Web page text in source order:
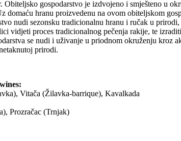
Obiteljsko gospodarstvo je izdvojeno i smješteno u
domaću hranu proizvedenu na ovom obiteljskom
nudi sezonsku tradicionalnu hranu i ručak u
vidjeti proces tradicionalnog pečenja rakije, te
se nudi i uživanje u priodnom okruženju
prirodi.
Vitača (Žilavka-barrique), Kavalkada
Prozračac (Trnjak)